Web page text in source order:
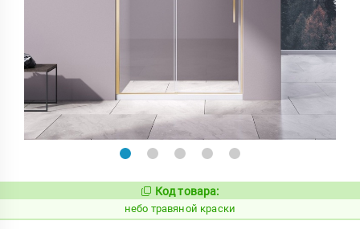
Код:
1122289
Код товара:
небо травяной краски